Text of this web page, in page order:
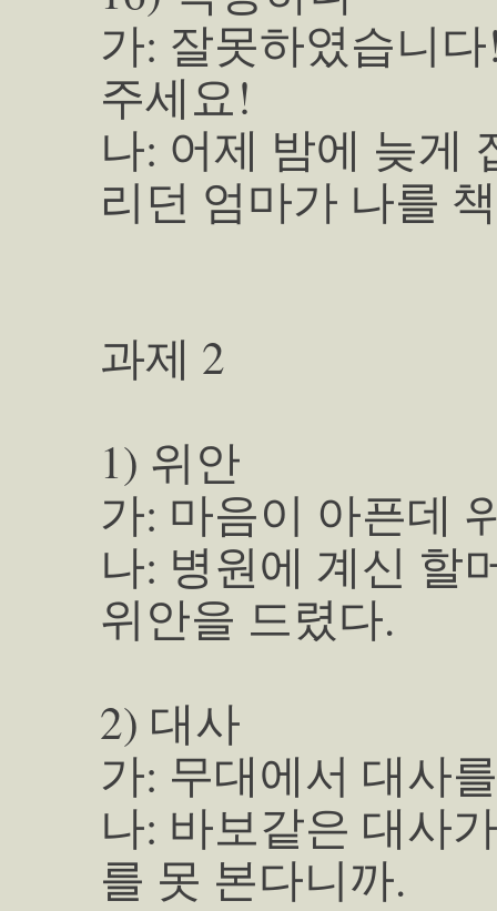
가: 잘못하였습니
주세요!
나: 어제 밤에 늦게
리던 엄마가 나를
과제 2
1) 위안
가: 마음이 아픈데
나: 병원에 계신 할
위안을 드렸다.
2) 대사
가: 무대에서 대사
나: 바보같은 대사
를 못 본다니까.